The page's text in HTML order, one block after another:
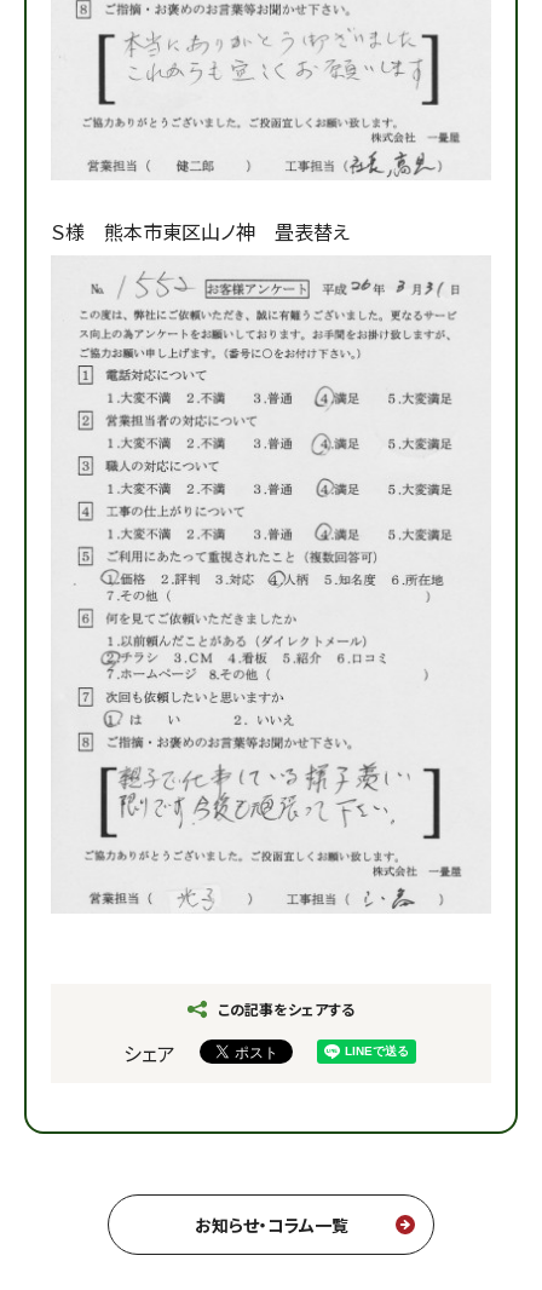
Ｓ様 熊本市東区山ノ神 畳表替え
この記事をシェアする
シェア
お知らせ・コラム一覧